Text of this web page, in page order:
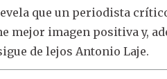
que un periodista
mejor imagen positiva y,
de lejos Antonio Laje.